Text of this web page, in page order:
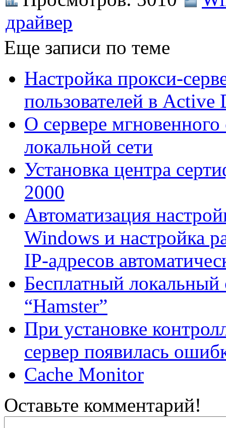
драйвер
Еще записи по теме
Настройка прокси-
пользователей в Active
О сервере
локальной сети
Установка центра
2000
Автоматизация
Windows и настройка
IP-адресов
Бесплатный локальный
“Hamster”
При установке
сервер появилась
Cache Monitor
Оставьте комментарий!